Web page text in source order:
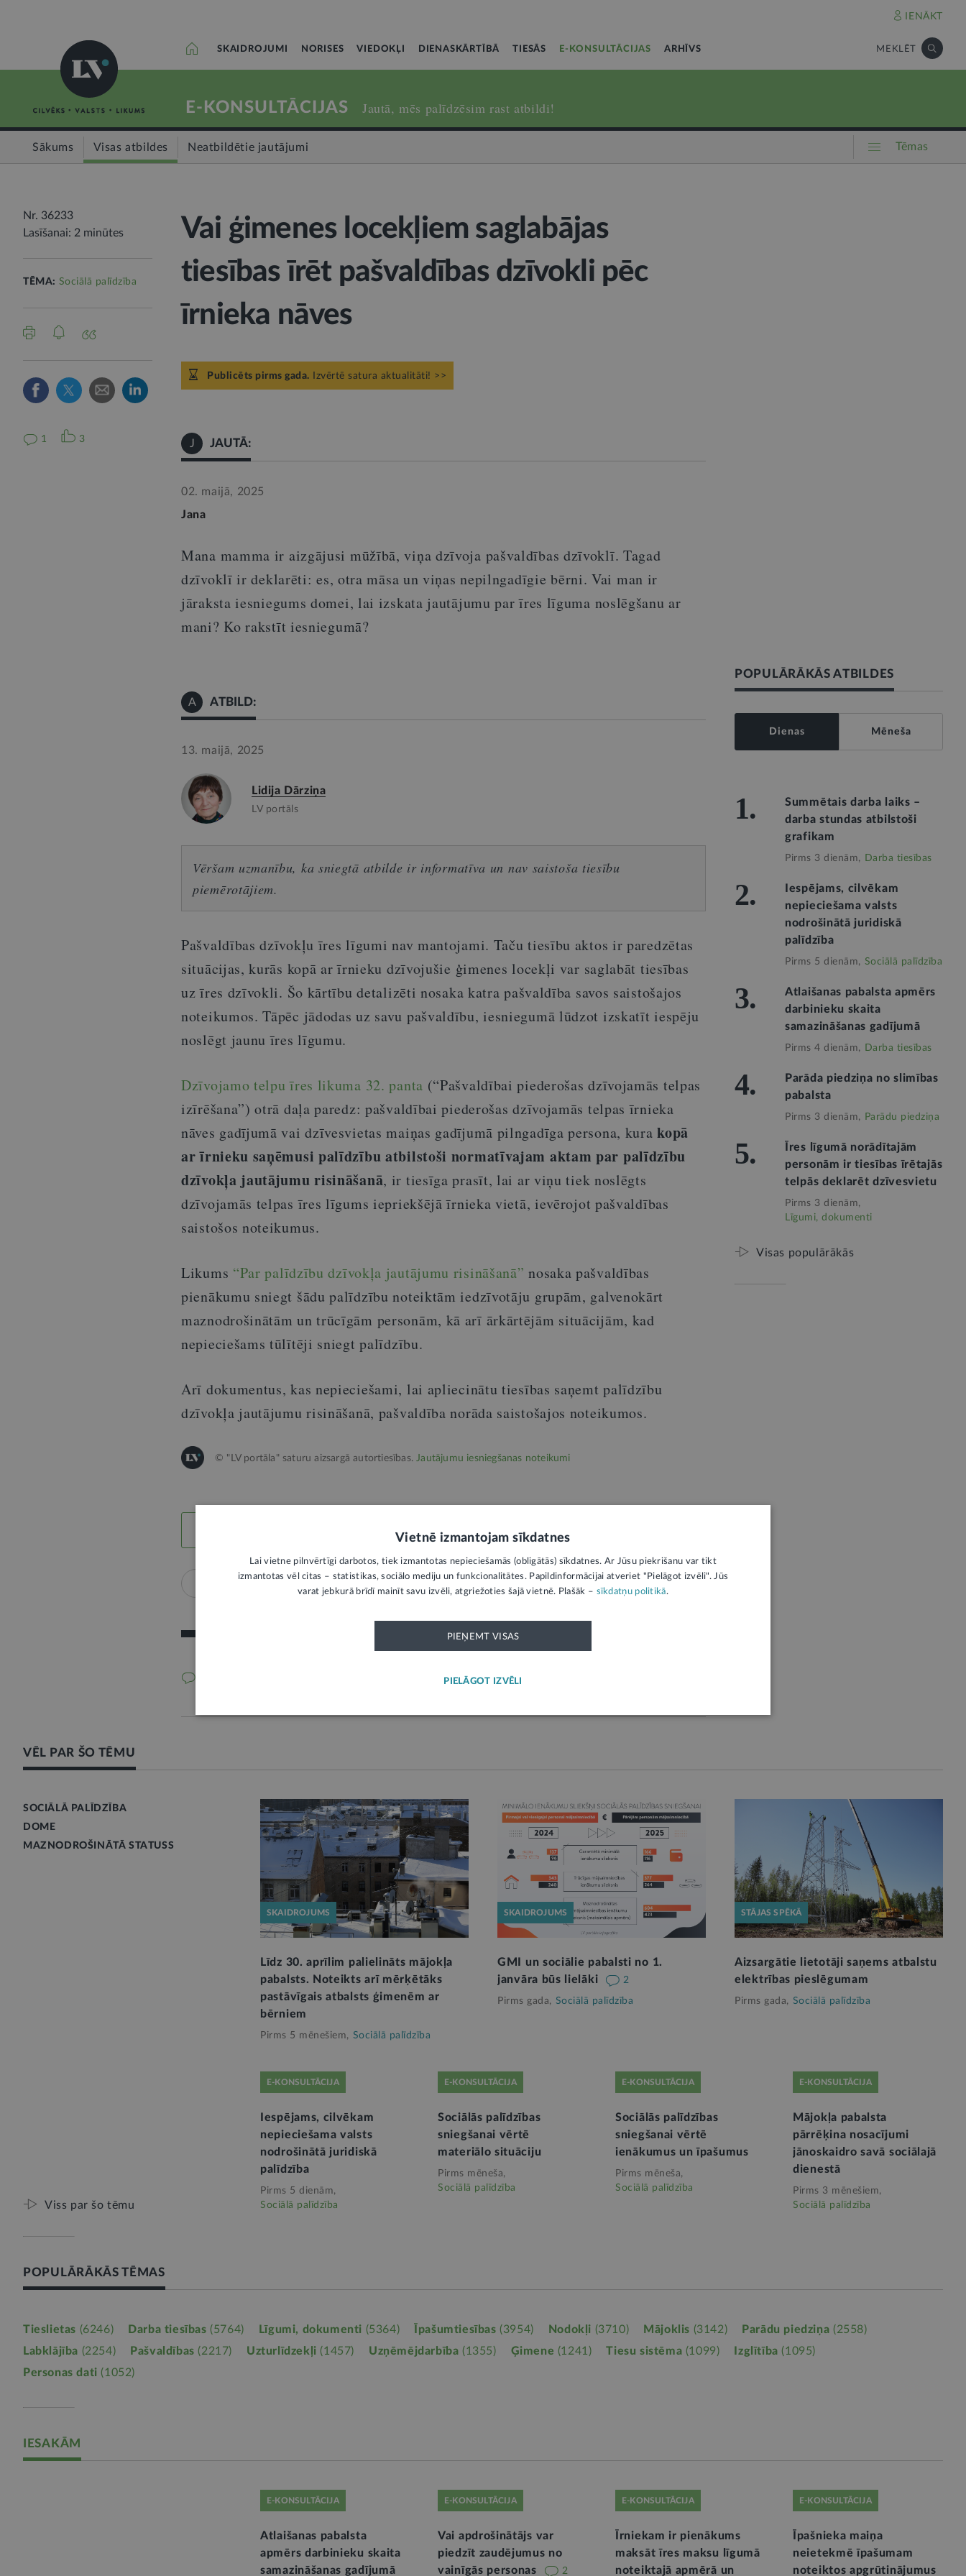
IENĀKT
SKAIDROJUMI NORISES VIEDOKĻI DIENASKĀRTĪBĀ TIESĀS E-KONSULTĀCIJAS ARHĪVS MEKLĒT
E-KONSULTĀCIJAS Jautā, mēs palīdzēsim rast atbildi!
Sākums Visas atbildes Neatbildētie jautājumi Tēmas
Nr. 36233
Lasīšanai: 2 minūtes
TĒMA: Sociālā palīdzība
1 3
Vai ģimenes locekļiem saglabājas
tiesības īrēt pašvaldības dzīvokli pēc
īrnieka nāves
Publicēts pirms gada. Izvērtē satura aktualitāti! >>
J JAUTĀ:
02. maijā, 2025
Jana
Mana mamma ir aizgājusi mūžībā,viņa dzīvoja pašvaldības dzīvoklī. Tagad
dzīvoklī ir deklarēti:es, otra māsa unviņas nepilngadīgie bērni.Vai man ir
jāraksta iesniegums domei, lai izskata jautājumu parīres līguma noslēgšanu ar
mani? Ko rakstīt iesniegumā?
A ATBILD:
13. maijā, 2025
Lidija Dārziņa
LV portāls
Vēršam uzmanību, ka sniegtā atbilde ir informatīva un nav saistoša tiesību
piemērotājiem.
Pašvaldības dzīvokļu īres līgumi nav mantojami. Taču tiesību aktos ir paredzētas
situācijas, kurās kopā ar īrnieku dzīvojušie ģimenes locekļi var saglabāt tiesības
uz īres dzīvokli. Šo kārtību detalizēti nosaka katra pašvaldība savos saistošajos
noteikumos. Tāpēc jādodas uz savu pašvaldību, iesniegumā lūdzot izskatīt iespēju
noslēgt jaunu īres līgumu.
Dzīvojamo telpu īres likuma 32. panta (“Pašvaldībai piederošas dzīvojamās telpas
izīrēšana”) otrā daļa paredz: pašvaldībai piederošas dzīvojamās telpas īrnieka
nāves gadījumā vai dzīvesvietas maiņas gadījumā pilngadīga persona, kurakopā
ar īrnieku saņēmusi palīdzību atbilstoši normatīvajam aktam par palīdzību
dzīvokļa jautājumu risināšanā, ir tiesīga prasīt, lai ar viņu tiek noslēgts
dzīvojamās telpas īres līgums iepriekšējā īrnieka vietā, ievērojot pašvaldības
saistošos noteikumus.
Likums “Par palīdzību dzīvokļa jautājumu risināšanā” nosaka pašvaldības
pienākumu sniegt šādu palīdzību noteiktām iedzīvotāju grupām, galvenokārt
maznodrošinātām un trūcīgām personām, kā arī ārkārtējām situācijām, kad
nepieciešams tūlītēji sniegt palīdzību.
Arī dokumentus, kas nepieciešami, lai apliecinātu tiesības saņemt palīdzību
dzīvokļa jautājumu risināšanā, pašvaldība norāda saistošajos noteikumos.
© "LV portāla" saturu aizsargā autortiesības.Jautājumu iesniegšanas noteikumi
Maznodrošinātā statuss
PIEVIENOT KOMENTĀRU
POPULĀRĀKĀS ATBILDES
Dienas Mēneša
1.
Summētais darba laiks –
darba stundas atbilstoši
grafikam
Pirms 3 dienām, Darba tiesības
2.
Iespējams, cilvēkam
nepieciešama valsts
nodrošinātā juridiskā
palīdzība
Pirms 5 dienām, Sociālā palīdzība
3.
Atlaišanas pabalsta apmērs
darbinieku skaita
samazināšanas gadījumā
Pirms 4 dienām, Darba tiesības
4.
Parāda piedziņa no slimības
pabalsta
Pirms 3 dienām, Parādu piedziņa
5.
Īres līgumā norādītajām
personām ir tiesības īrētajās
telpās deklarēt dzīvesvietu
Pirms 3 dienām,
Līgumi, dokumenti
Visas populārākās
VĒL PAR ŠO TĒMU
SOCIĀLĀ PALĪDZĪBA
DOME
MAZNODROŠINĀTĀ STATUSS
SKAIDROJUMS
Līdz 30. aprīlim palielināts mājokļa
pabalsts. Noteikts arī mērķētāks
pastāvīgais atbalsts ģimenēm ar
bērniem
Pirms 5 mēnešiem, Sociālā palīdzība
SKAIDROJUMS
GMI un sociālie pabalsti no 1.
janvāra būs lielāki
2
Pirms gada, Sociālā palīdzība
STĀJAS SPĒKĀ
Aizsargātie lietotāji saņems atbalstu
elektrības pieslēgumam
Pirms gada, Sociālā palīdzība
E-KONSULTĀCIJA
Iespējams, cilvēkam
nepieciešama valsts
nodrošinātā juridiskā
palīdzība
Pirms 5 dienām,
Sociālā palīdzība
E-KONSULTĀCIJA
Sociālās palīdzības
sniegšanai vērtē
materiālo situāciju
Pirms mēneša,
Sociālā palīdzība
E-KONSULTĀCIJA
Sociālās palīdzības
sniegšanai vērtē
ienākumus un īpašumus
Pirms mēneša,
Sociālā palīdzība
E-KONSULTĀCIJA
Mājokļa pabalsta
pārrēķina nosacījumi
jānoskaidro savā sociālajā
dienestā
Pirms 3 mēnešiem,
Sociālā palīdzība
Viss par šo tēmu
POPULĀRĀKĀS TĒMAS
Tieslietas (6246) Darba tiesības (5764) Līgumi, dokumenti (5364) Īpašumtiesības (3954) Nodokļi (3710) Mājoklis (3142) Parādu piedziņa (2558)
Labklājība (2254) Pašvaldības (2217) Uzturlīdzekļi (1457) Uzņēmējdarbība (1355) Ģimene (1241) Tiesu sistēma (1099) Izglītība (1095)
Personas dati (1052)
IESAKĀM
E-KONSULTĀCIJA
Atlaišanas pabalsta
apmērs darbinieku skaita
samazināšanas gadījumā
E-KONSULTĀCIJA
Vai apdrošinātājs var
piedzīt zaudējumus no
vainīgās personas
2
E-KONSULTĀCIJA
Īrniekam ir pienākums
maksāt īres maksu līgumā
noteiktajā apmērā un
E-KONSULTĀCIJA
Īpašnieka maiņa
neietekmē īpašumam
noteiktos apgrūtinājumus
Vietnē izmantojam sīkdatnes
Lai vietne pilnvērtīgi darbotos, tiek izmantotas nepieciešamās (obligātās) sīkdatnes. Ar Jūsu piekrišanu var tikt
izmantotas vēl citas – statistikas, sociālo mediju un funkcionalitātes. Papildinformācijai atveriet "Pielāgot izvēli". Jūs
varat jebkurā brīdī mainīt savu izvēli, atgriežoties šajā vietnē. Plašāk – sīkdatņu politikā.
PIEŅEMT VISAS
PIELĀGOT IZVĒLI